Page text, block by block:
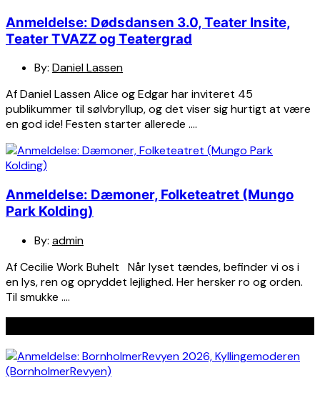
Anmeldelse: Dødsdansen 3.0, Teater Insite,
Teater TVAZZ og Teatergrad
By: Daniel Lassen
Af Daniel Lassen Alice og Edgar har inviteret 45
publikummer til sølvbryllup, og det viser sig hurtigt at være
en god ide! Festen starter allerede ….
Anmeldelse: Dæmoner, Folketeatret (Mungo
Park Kolding)
By: admin
Af Cecilie Work Buhelt Når lyset tændes, befinder vi os i
en lys, ren og opryddet lejlighed. Her hersker ro og orden.
Til smukke ….